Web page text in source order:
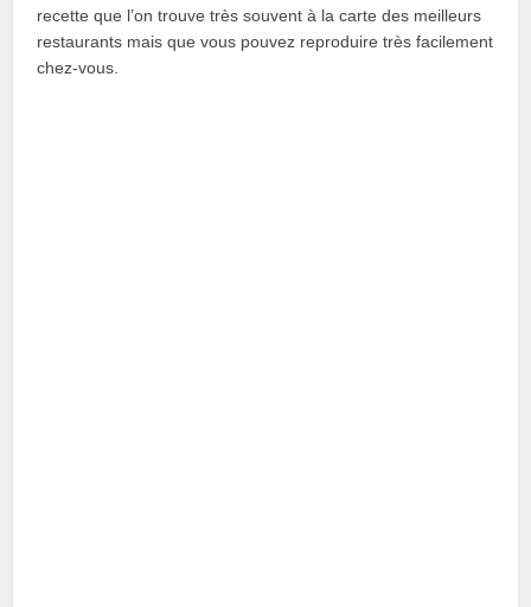
recette que l’on trouve très souvent à la carte des meilleurs
restaurants mais que vous pouvez reproduire très facilement
chez-vous.